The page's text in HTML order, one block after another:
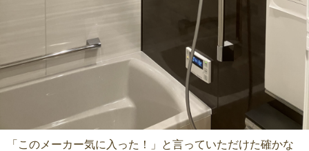
「このメーカー気に入った！」と言っていただけた確かな